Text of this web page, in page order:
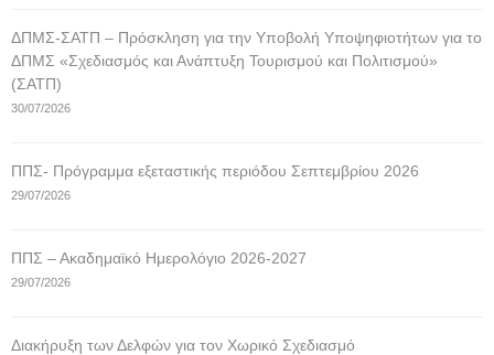
ΔΠΜΣ-ΣΑΤΠ – Πρόσκληση για την Υποβολή Υποψηφιοτήτων για το
ΔΠΜΣ «Σχεδιασμός και Ανάπτυξη Τουρισμού και Πολιτισμού»
(ΣΑΤΠ)
30/07/2026
ΠΠΣ- Πρόγραμμα εξεταστικής περιόδου Σεπτεμβρίου 2026
29/07/2026
ΠΠΣ – Ακαδημαϊκό Ημερολόγιο 2026-2027
29/07/2026
Διακήρυξη των Δελφών για τον Χωρικό Σχεδιασμό